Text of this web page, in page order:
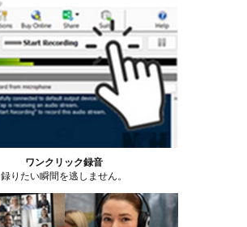
ワンクリック録音
録りたい瞬間を逃しません。